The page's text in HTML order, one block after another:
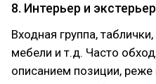
8. Интерьер и экстерьер
Входная группа,
мебели и т.д. Часто
описанием позиции,